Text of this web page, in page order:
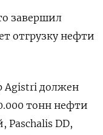
завершил
отгрузку ​нефти
Agistri должен
тонн нефти
Paschalis DD,